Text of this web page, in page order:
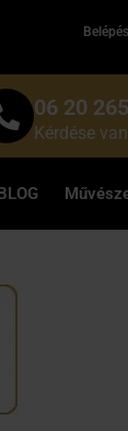
Belépés
06 20
Kérdése